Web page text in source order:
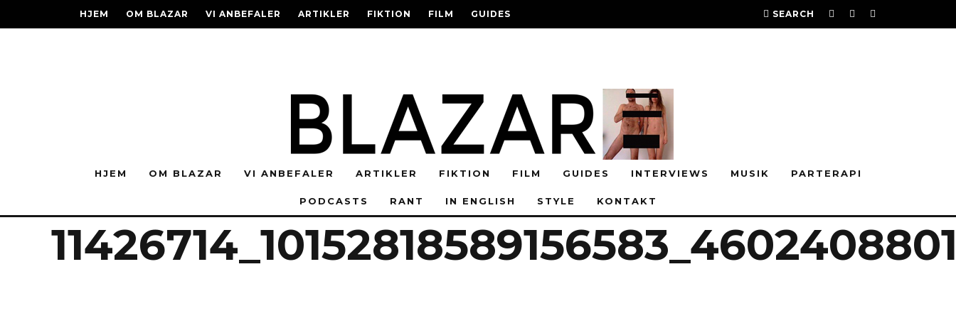
HJEM OM BLAZAR VI ANBEFALER ARTIKLER FIKTION FILM GUIDES SEARCH
HJEM OM BLAZAR VI ANBEFALER ARTIKLER FIKTION FILM GUIDES INTERVIEWS MUSIK PARTERAPI
PODCASTS RANT IN ENGLISH STYLE KONTAKT